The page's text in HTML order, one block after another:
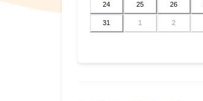
24 25 26
31 1 2